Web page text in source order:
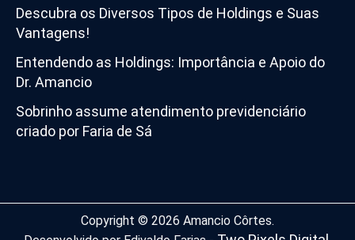
Descubra os Diversos Tipos de Holdings e Suas
Vantagens!
Entendendo as Holdings: Importância e Apoio do
Dr. Amancio
Sobrinho assume atendimento previdenciário
criado por Faria de Sá
Copyright © 2026 Amancio Côrtes.